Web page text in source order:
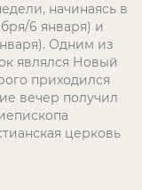
начинаясь в
6 января) и
Одним из
являлся Новый
приходился
вечер получил
церковь